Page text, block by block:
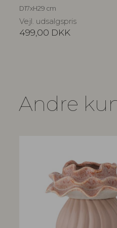
D17xH29 cm
Vejl. udsalgspris
499,00 DKK
Andre